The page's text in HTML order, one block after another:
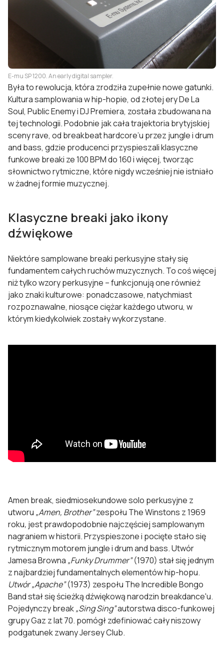
E-mu SP 1200. An early digital sampler.
Była to rewolucja, która zrodziła zupełnie nowe gatunki.
Kultura samplowania w hip-hopie, od złotej ery De La
Soul, Public Enemy i DJ Premiera, została zbudowana na
tej technologii. Podobnie jak cała trajektoria brytyjskiej
sceny rave, od breakbeat hardcore’u przez jungle i drum
and bass, gdzie producenci przyspieszali klasyczne
funkowe breaki ze 100 BPM do 160 i więcej, tworząc
słownictwo rytmiczne, które nigdy wcześniej nie istniało
w żadnej formie muzycznej.
Klasyczne breaki jako ikony
dźwiękowe
Niektóre samplowane breaki perkusyjne stały się
fundamentem całych ruchów muzycznych. To coś więcej
niż tylko wzory perkusyjne – funkcjonują one również
jako znaki kulturowe: ponadczasowe, natychmiast
rozpoznawalne, niosące ciężar każdego utworu, w
którym kiedykolwiek zostały wykorzystane.
Amen break, siedmiosekundowe solo perkusyjne z
utworu „Amen, Brother”zespołu The Winstons z 1969
roku, jest prawdopodobnie najczęściej samplowanym
nagraniem w historii. Przyspieszone i pocięte stało się
rytmicznym motorem jungle i drum and bass. Utwór
Jamesa Browna „Funky Drummer”(1970) stał się jednym
z najbardziej fundamentalnych elementów hip-hopu.
Utwór„Apache”(1973) zespołu The Incredible Bongo
Band stał się ścieżką dźwiękową narodzin breakdance'u.
Pojedynczy break„Sing Sing”autorstwa disco-funkowej
grupy Gaz z lat 70. pomógł zdefiniować cały niszowy
podgatunek zwany Jersey Club.